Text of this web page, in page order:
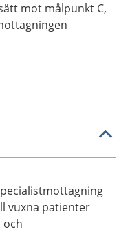
mot målpunkt C,
vuxna patienter
och